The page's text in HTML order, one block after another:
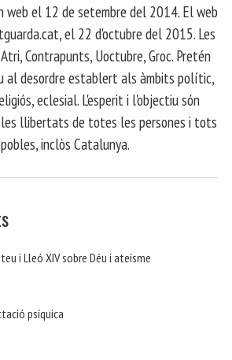
web el 12 de setembre del 2014. El web
el 22 d'octubre del 2015. Les
Contrapunts, Uoctubre, Groc. Pretén
desordre establert als àmbits polític,
eclesial. L'esperit i l'objectiu són
llibertats de totes les persones i tots
inclòs Catalunya.
i Lleó XIV sobre Déu i ateísme
psíquica